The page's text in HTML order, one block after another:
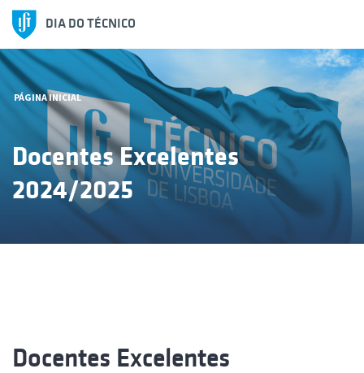
DIA DO TÉCNICO
PÁGINA INICIAL
Docentes Excelentes
2024/2025
Docentes Excelentes